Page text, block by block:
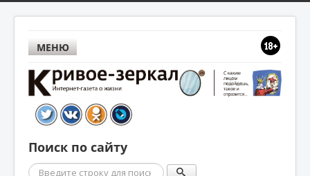
МЕНЮ
Поиск по сайту
Поиск